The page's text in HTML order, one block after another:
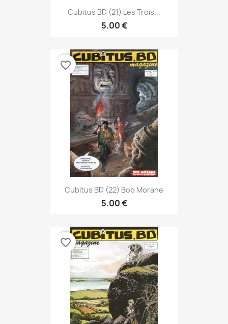
Cubitus BD (21) Les Trois...
5.00 €
Cubitus BD (22) Bob Morane
5.00 €
favorite_border
favorite_border